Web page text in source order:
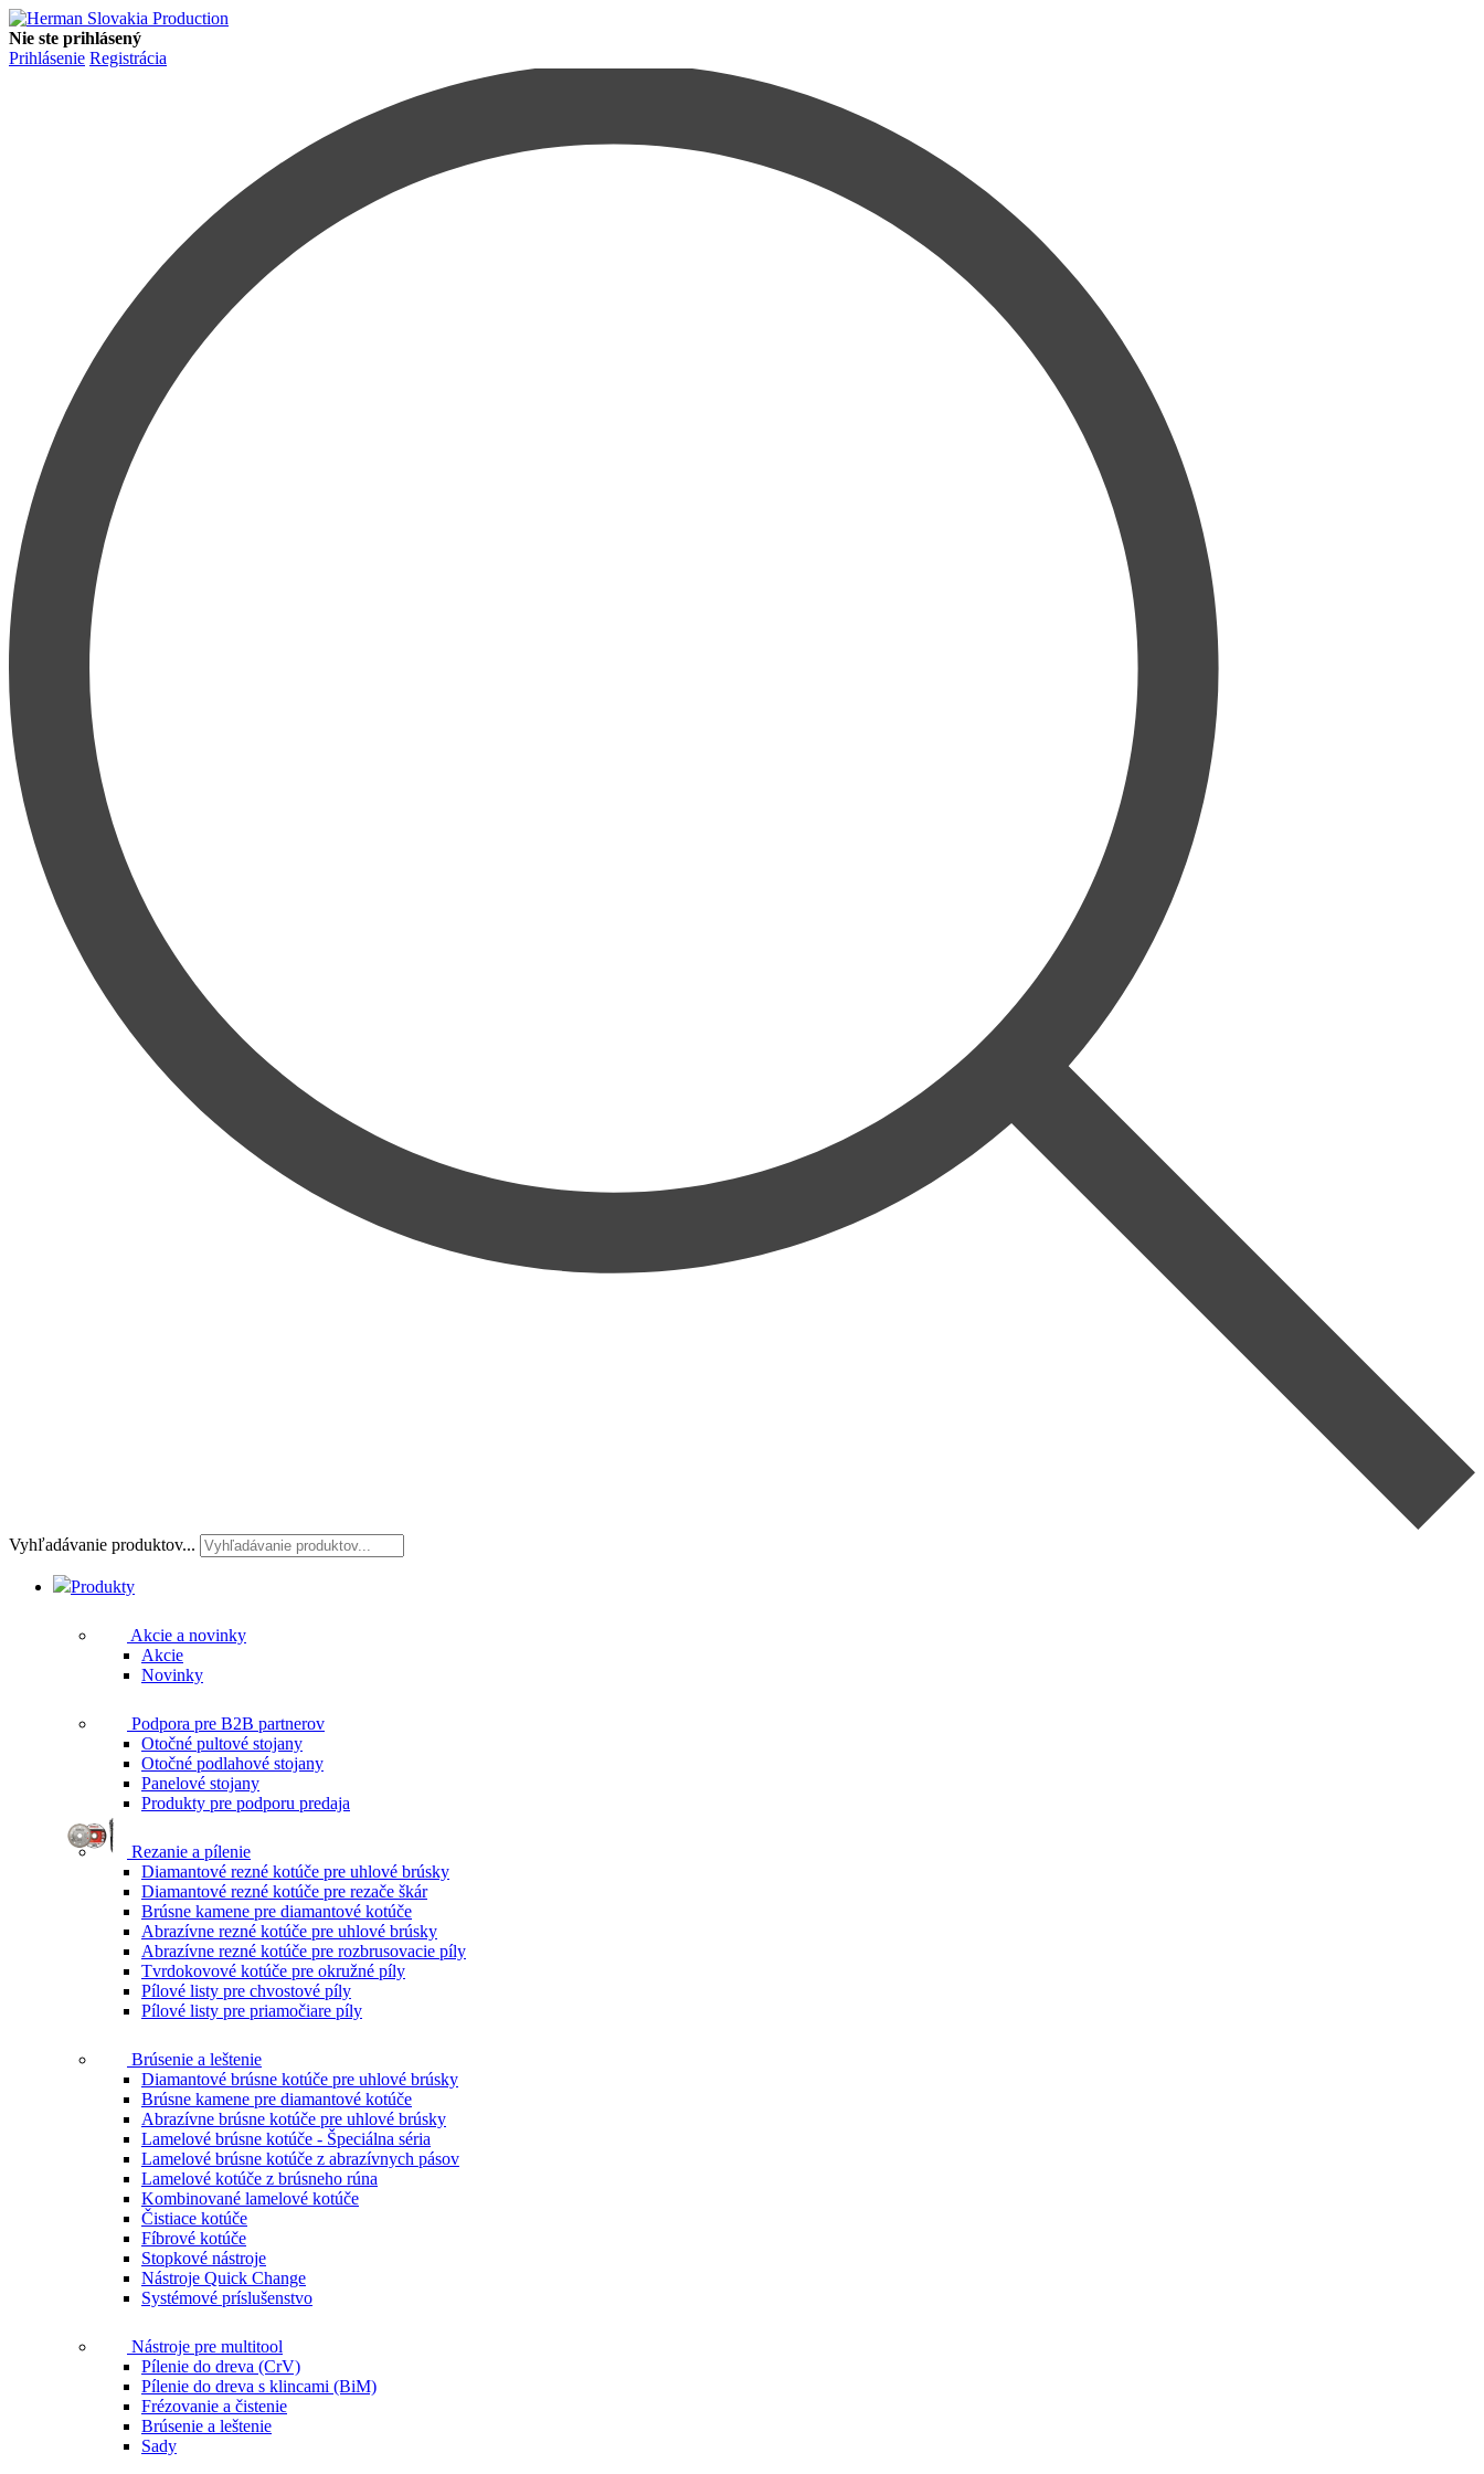
Nie ste prihlásený
Prihlásenie Registrácia
Vyhľadávanie produktov...
Produkty
Akcie a novinky
Akcie
Novinky
Podpora pre B2B partnerov
Otočné pultové stojany
Otočné podlahové stojany
Panelové stojany
Produkty pre podporu predaja
Rezanie a pílenie
Diamantové rezné kotúče pre uhlové brúsky
Diamantové rezné kotúče pre rezače škár
Brúsne kamene pre diamantové kotúče
Abrazívne rezné kotúče pre uhlové brúsky
Abrazívne rezné kotúče pre rozbrusovacie píly
Tvrdokovové kotúče pre okružné píly
Pílové listy pre chvostové píly
Pílové listy pre priamočiare píly
Brúsenie a leštenie
Diamantové brúsne kotúče pre uhlové brúsky
Brúsne kamene pre diamantové kotúče
Abrazívne brúsne kotúče pre uhlové brúsky
Lamelové brúsne kotúče - Špeciálna séria
Lamelové brúsne kotúče z abrazívnych pásov
Lamelové kotúče z brúsneho rúna
Kombinované lamelové kotúče
Čistiace kotúče
Fíbrové kotúče
Stopkové nástroje
Nástroje Quick Change
Systémové príslušenstvo
Nástroje pre multitool
Pílenie do dreva (CrV)
Pílenie do dreva s klincami (BiM)
Frézovanie a čistenie
Brúsenie a leštenie
Sady